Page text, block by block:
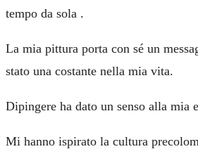
tempo da sola .
La mia pittura porta con sé un
stato una costante nella mia vita.
Dipingere ha dato un senso alla mia
Mi hanno ispirato la cultura